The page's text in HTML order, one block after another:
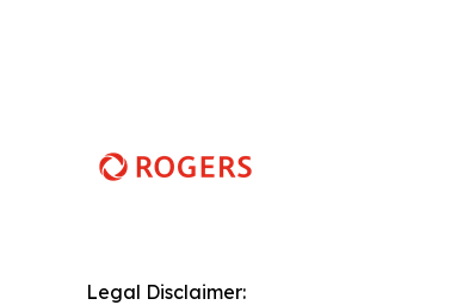
Legal Disclaimer: